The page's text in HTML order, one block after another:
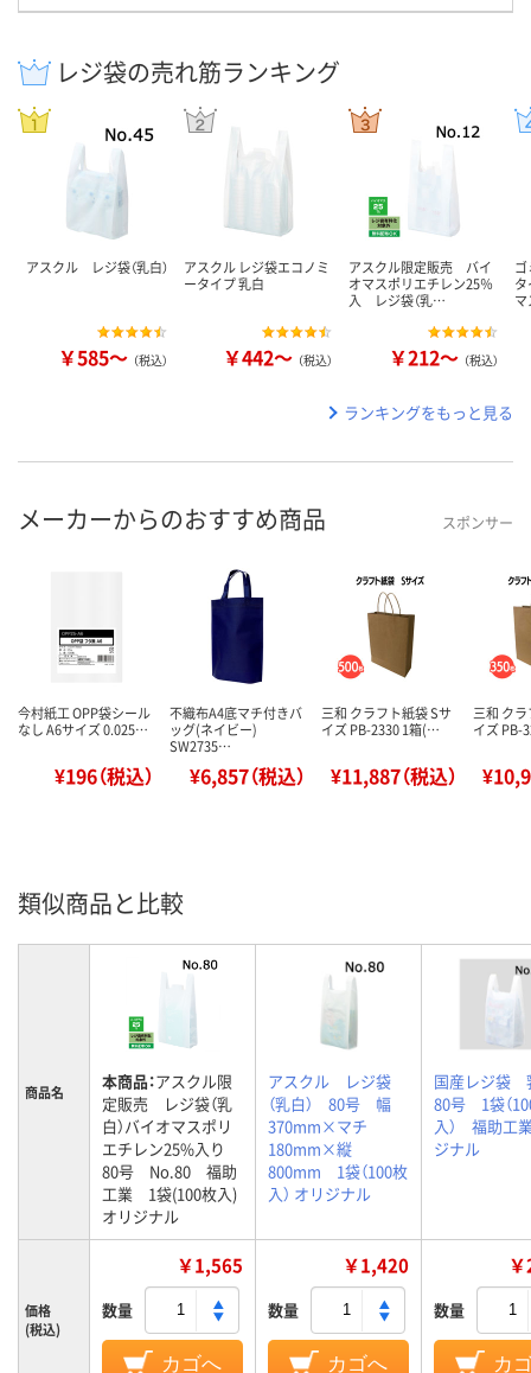
レジ袋の売れ筋ランキング
アスクル レジ袋（乳白）
￥585～ （税込）
アスクル レジ袋エコノミ
ータイプ 乳白
￥442～ （税込）
アスクル限定販売 バイ
オマスポリエチレン25％
入 レジ袋（乳…
￥212～ （税込）
ランキングをもっと見る
メーカーからのおすすめ商品 スポンサー
今村紙工 OPP袋シール
なし A6サイズ 0.025…
¥196（税込）
不織布A4底マチ付きバ
ッグ(ネイビー)
SW2735…
¥6,857（税込）
三和 クラフト紙袋 Sサ
イズ PB-2330 1箱(…
¥11,887（税込）
三和 ク
イズ PB-
類似商品と比較
商品名 本商品：アスクル限
定販売 レジ袋（乳
白）バイオマスポリ
エチレン25%入り
80号 No.80 福助
工業 1袋(100枚入)
オリジナル
アスクル レジ袋
（乳白） 80号 幅
370mm×マチ
180mm×縦
800mm 1袋（100枚
入） オリジナル
国産レジ
80号 1袋（
入） 福助工
ジナル
価格
(税込)
￥1,565
数量
カゴへ
￥1,420
数量
カゴへ
数量
カ